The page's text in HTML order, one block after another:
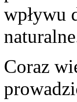
wpływu
Coraz